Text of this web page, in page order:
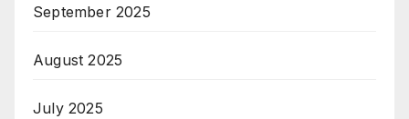
September 2025
August 2025
July 2025